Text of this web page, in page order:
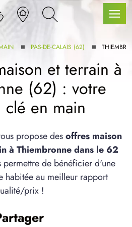
PAS-DE-CALAIS (62)
et terrain à
(62) : votre
clé en main
propose desoffres maison
à Thiembronne dans le 62
permettre de bénéficier d'une
habitée au meilleur rapport
prix !